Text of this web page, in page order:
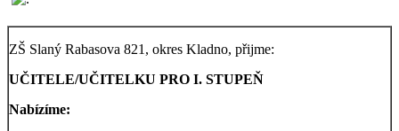
ZŠ Slaný Rabasova 821, okres Kladno, přijme:
UČITELE/UČITELKU PRO I. STUPEŇ
Nabízíme: